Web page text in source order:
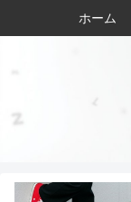
ホーム